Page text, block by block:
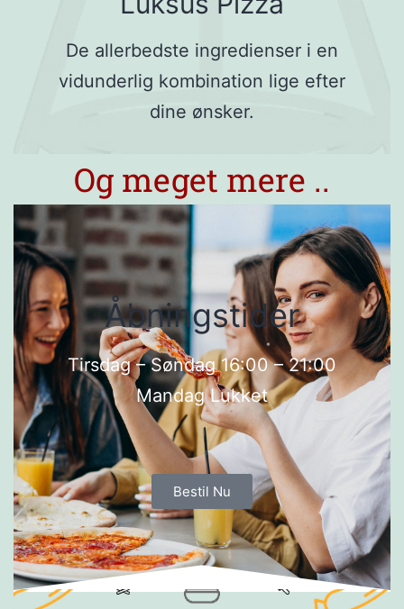
De allerbedste ingredienser i en
vidunderlig kombination lige efter
dine ønsker.
Og meget mere ..
Åbningstider
Tirsdag – Søndag 16:00 – 21:00
Mandag Lukket
Bestil Nu